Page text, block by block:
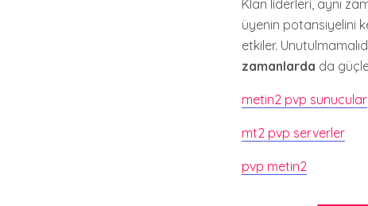
Klan liderleri, aynı
üyenin potansiyelini
etkiler.
zamanlarda da
metin2 pvp sunucular
mt2 pvp serverler
pvp metin2